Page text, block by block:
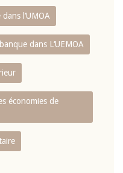
l‘UMOA
dans L‘UEMOA
économies de